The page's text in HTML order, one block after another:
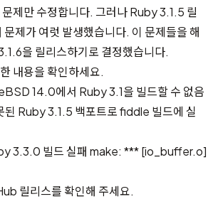
제만 수정합니다. 그러나 Ruby 3.1.5 릴
문제가 여럿 발생했습니다. 이 문제들을 해
을 릴리스하기로 결정했습니다.
내용을 확인하세요.
14.0에서 Ruby 3.1을 빌드할 수 없음
Ruby 3.1.5 백포트로 fiddle 빌드에 실
3.3.0 빌드 실패 make: *** [io_buffer.o]
릴리스를 확인해 주세요.